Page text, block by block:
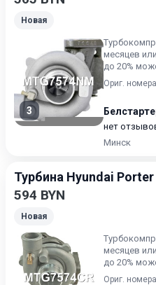
Новая
3
месяцев
до 20%
вашей
Ориг. номера
нет
Минск
Турбина Hyundai Porter
594 BYN
Новая
месяцев
до 20%
вашей
Ориг. номера